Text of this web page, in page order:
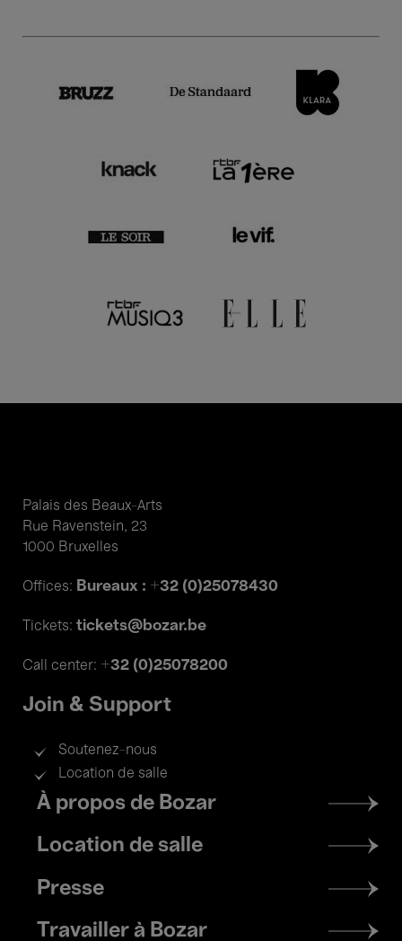
Palais des Beaux-Arts
Rue Ravenstein, 23
1000 Bruxelles
Offices: Bureaux : +32 (0)25078430
Tickets: tickets@bozar.be
Call center: +32 (0)25078200
Join & Support
Soutenez-nous
Location de salle
Footer
menu
À propos de Bozar
Location de salle
Presse
Travailler à Bozar